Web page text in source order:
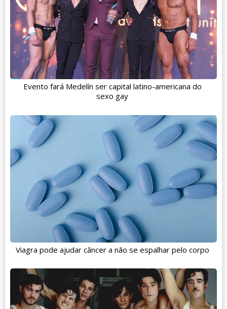
Evento fará Medelín ser capital latino-americana do
sexo gay
Viagra pode ajudar câncer a não se espalhar pelo corpo